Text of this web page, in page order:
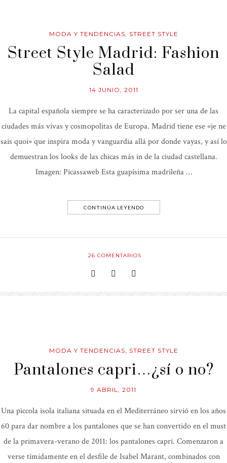
MODA Y TENDENCIAS, STREET STYLE
Street Style Madrid: Fashion
Salad
14 JUNIO, 2011
La capital española siempre se ha caracterizado por ser una de las
ciudades más vivas y cosmopolitas de Europa. Madrid tiene ese «je ne
sais quoi» que inspira moda y vanguardia allá por donde vayas, y así lo
demuestran los looks de las chicas más in de la ciudad castellana.
Imagen: Picassaweb Esta guapísima madrileña …
CONTINÚA LEYENDO
26 COMENTARIOS
MODA Y TENDENCIAS, STREET STYLE
Pantalones capri…¿sí o no?
9 ABRIL, 2011
Una piccola isola italiana situada en el Mediterráneo sirvió en los años
60 para dar nombre a los pantalones que se han convertido en el must
de la primavera-verano de 2011: los pantalones capri. Comenzaron a
verse tímidamente en el desfile de Isabel Marant, combinados con